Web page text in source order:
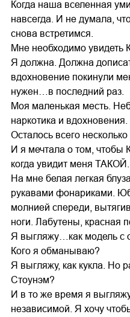
Когда наша вселенная
навсегда. И не думала,
снова встретимся.
Мне необходимо увидеть
Я должна. Должна
вдохновение покинули
нужен…в последний раз.
Моя маленькая месть.
наркотика и вдохновения.
Осталось всего
И я мечтала о том, чтобы
когда увидит меня ТАКОЙ.
На мне белая легкая
рукавами фонариками.
молнией спереди,
ноги. Лабутены, красная
Я выгляжу…как модель с
Кого я обманываю?
Я выгляжу, как кукла. Но
Стоунэм?
И в то же время я
независимой. Я хочу